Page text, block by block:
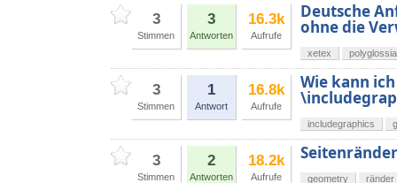
3
Stimmen
3
Antworten
16.3k
Aufrufe
Deutsche
ohne die
xetex polyglossia
3
Stimmen
1
Antwort
16.8k
Aufrufe
Wie kann
includegraphics
3
Stimmen
2
Antworten
18.2k
Aufrufe geometry ränder